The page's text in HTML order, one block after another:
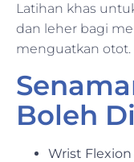
Latihan khas
dan leher bagi
menguatkan otot.
Boleh
Wrist